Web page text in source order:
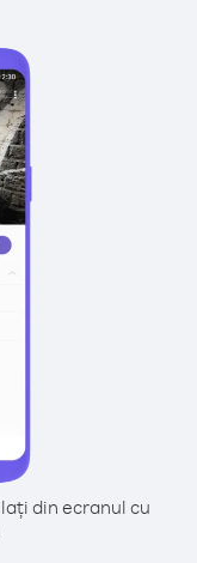
din ecranul cu